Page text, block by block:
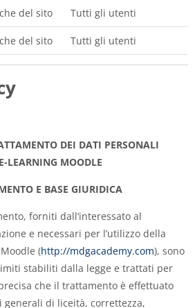
del sito Tutti gli utenti
del sito Tutti gli utenti
DEI DATI PERSONALI
LEARNING MOODLE
E BASE GIURIDICA
forniti dall’interessato al
e necessari per l’utilizzo della
(http://mdgacademy.com), sono
stabiliti dalla legge e trattati per
che il trattamento è effettuato
di liceità, correttezza,